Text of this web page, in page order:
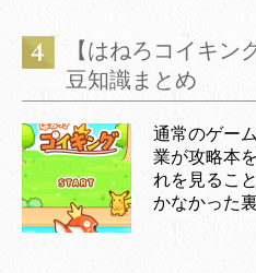
【はねろコイキン
豆知識まとめ
通常のゲー
業が攻略本
れを見るこ
かなかった